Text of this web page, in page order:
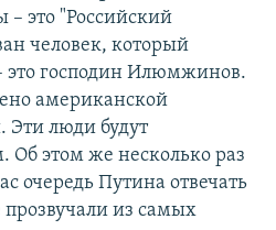
– это "Российский
человек, который
это господин Илюмжинов.
американской
Эти люди будут
Об этом же несколько раз
очередь Путина отвечать
из самых